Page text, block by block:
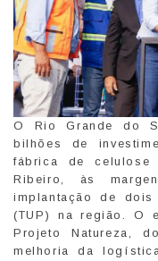
O Rio Grande do
bilhões de
fábrica de
Ribeiro, às
implantação de
(TUP) na região. O
Projeto Natureza,
melhoria da